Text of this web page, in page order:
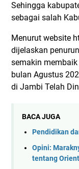
Sehingga
sebagai salah
Menurut website
dijelaskan
semakin
bulan Agustus
di Jambi Telah
BACA JUGA
Pendidikan
Opini:
tentang